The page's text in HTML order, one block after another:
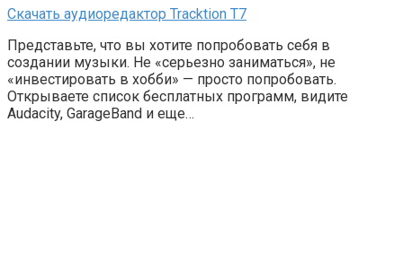
Скачать аудиоредактор Tracktion T7
Представьте, что вы хотите попробовать себя в
создании музыки. Не «серьезно заниматься», не
«инвестировать в хобби» — просто попробовать.
Открываете список бесплатных программ, видите
Audacity, GarageBand и еще…